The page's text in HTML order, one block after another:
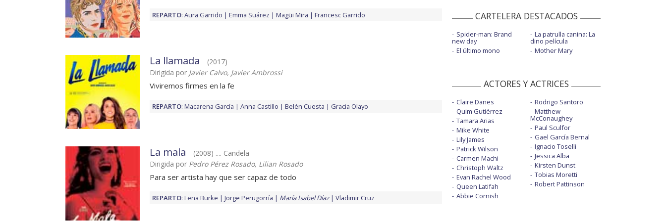
REPARTO: Aura Garrido Emma Suárez Magüi Mira Francesc Garrido
La llamada
(2017)
Dirigida por Javier Calvo, Javier Ambrossi
Viviremos firmes en la fe
REPARTO: Macarena García Anna Castillo Belén Cuesta Gracia Olayo
La mala
(2008) .... Candela
Dirigida por Pedro Pérez Rosado, Lilian Rosado
Para ser artista hay que ser capaz de todo
REPARTO: Lena Burke Jorge Perugorría María Isabel Díaz Vladimir Cruz
CARTELERA DESTACADOS
Spider-man: Brand
new day
El último mono
La patrulla canina: La
dino película
Mother Mary
ACTORES Y ACTRICES
Claire Danes
Quim Gutiérrez
Tamara Arias
Mike White
Lily James
Patrick Wilson
Carmen Machi
Christoph Waltz
Evan Rachel Wood
Queen Latifah
Abbie Cornish
Rodrigo Santoro
Matthew
McConaughey
Paul Sculfor
Gael García Bernal
Ignacio Toselli
Jessica Alba
Kirsten Dunst
Tobias Moretti
Robert Pattinson